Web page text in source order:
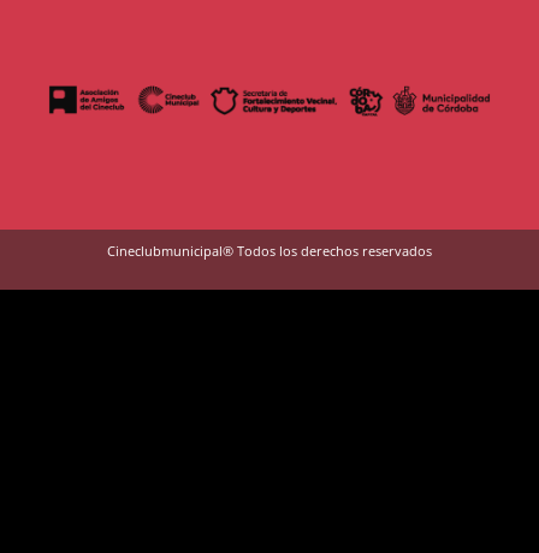
Cineclubmunicipal® Todos los derechos reservados